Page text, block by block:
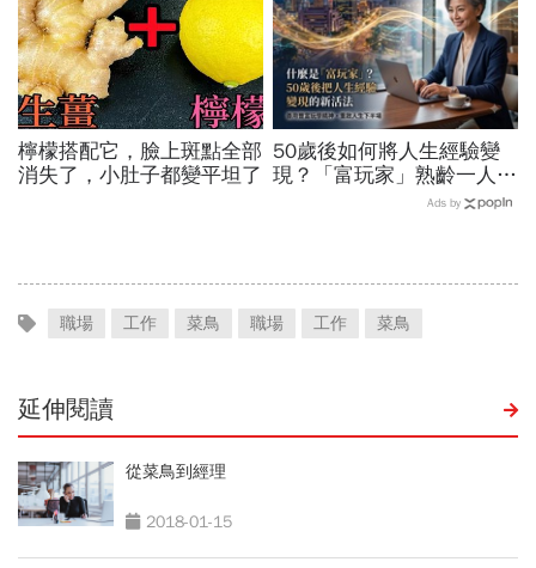
檸檬搭配它，臉上斑點全部
消失了，小肚子都變平坦了
50歲後如何將人生經驗變
現？「富玩家」熟齡一人公
司的核心策略與顧問實踐指
Ads by
職場 工作 菜鳥 職場 工作 菜鳥
延伸閱讀
從菜鳥到經理
2018-01-15